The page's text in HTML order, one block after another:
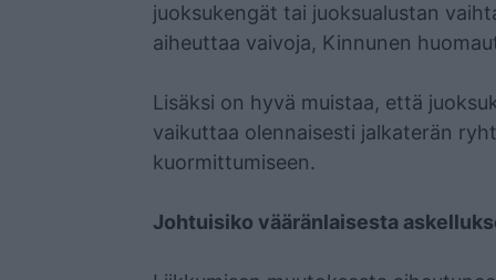
juoksukengät tai juoksualustan
aiheuttaa vaivoja, Kinnunen
Lisäksi on hyvä muistaa, että
vaikuttaa olennaisesti jalkaterän
kuormittumiseen.
Johtuisiko vääränlaisesta